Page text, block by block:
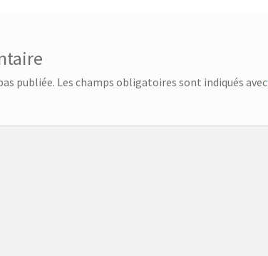
publiée. Les champs obligatoires sont indiqués avec